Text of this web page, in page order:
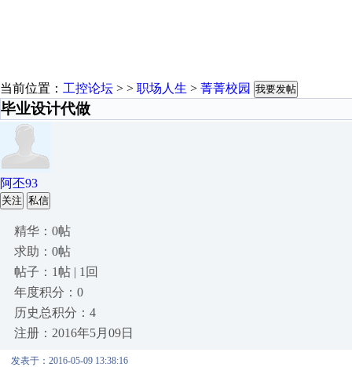
当前位置： 工控论坛 > > 职场人生 > 菁菁校园 我要发帖
毕业设计代做
阿丕93
关注 私信
精华：0帖
求助：0帖
帖子：1帖 | 1回
年度积分：0
历史总积分：4
注册：2016年5月09日
发表于：2016-05-09 13:38:16